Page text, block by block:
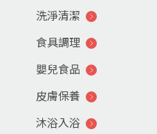
洗淨清潔
食具調理
嬰兒食品
皮膚保養
沐浴入浴